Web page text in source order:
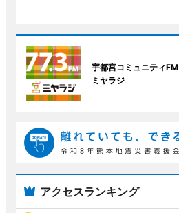
宇都宮コミュニティFM
ミヤラジ
アクセスランキング